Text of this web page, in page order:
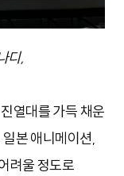
디,
열대를 가득 채운
본 애니메이션,
려울 정도로